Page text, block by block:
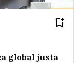
global justa